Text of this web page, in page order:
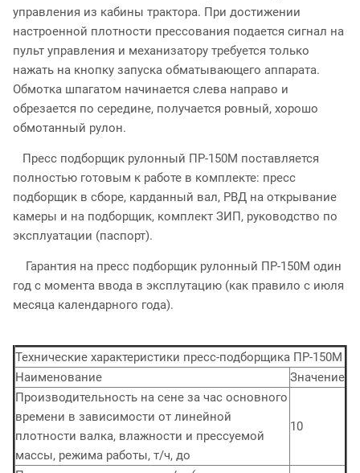
управления из кабины трактора. При достижении
настроенной плотности прессования подается сигнал на
пульт управления и механизатору требуется только
нажать на кнопку запуска обматывающего аппарата.
Обмотка шпагатом начинается слева направо и
обрезается по середине, получается ровный, хорошо
обмотанный рулон.
Пресс подборщик рулонный ПР-150М поставляется
полностью готовым к работе в комплекте: пресс
подборщик в сборе, карданный вал, РВД на открывание
камеры и на подборщик, комплект ЗИП, руководство по
эксплуатации (паспорт).
Гарантия на пресс подборщик рулонный ПР-150М один
год с момента ввода в эксплутацию (как правило с июля
месяца календарного года).
Технические характеристики пресс-подборщика ПР-150М
Наименование
Значение
Производительность на сене за час основного
времени в зависимости от линейной
плотности валка, влажности и прессуемой
массы, режима работы, т/ч, до
10